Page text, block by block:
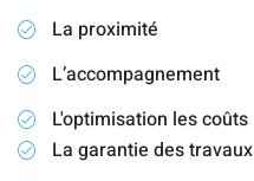
La proximité
L’accompagnement
L'optimisation les coûts
La garantie des travaux